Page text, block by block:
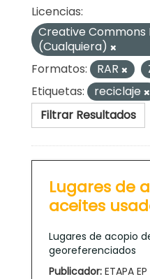
Licencias:
Creative
(Cualquiera)
Formatos:
RAR
Etiquetas:
reciclaje
Filtrar Resultados
Lugares de
aceites
Lugares de acopio
georeferenciados
Publicador: ETAPA EP